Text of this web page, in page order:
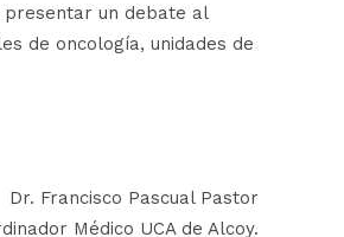
presentar un debate al
de oncología, unidades de
Dr. Francisco Pascual Pastor
Médico UCA de Alcoy.